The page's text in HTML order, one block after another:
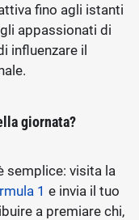
fino agli istanti
appassionati di
influenzare il
giornata?
semplice: visita la
1 e invia il tuo
a premiare chi,